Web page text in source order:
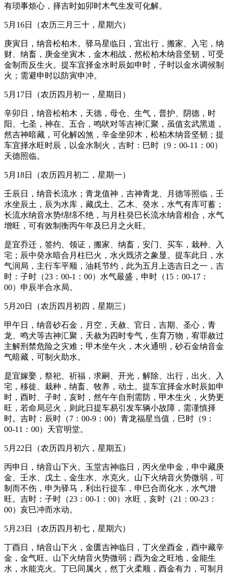
有琐事烦心，择吉时如卯时木气生发可化解。
5月16日（农历三月三十，星期六）
庚寅日，纳音松柏木。驿马星临日，宜出行，搬家、入宅，纳
财、纳畜，庚金坐寅木，金木相战，然松柏木纳音坚韧，可受
金制而反生火。提车宜择金水时辰如申时，子时以金水调候制
火；需避申时以防寅申冲。
5月17日（农历四月初一，星期日）
辛卯日，纳音松柏木，天德，母仓、生气，普护、阴德，时
阳、七圣，神在、五合，鸣吠对等吉神汇聚，虽值玄武黑道，
然吉神暗藏，可化解凶煞，辛金坐卯木，松柏木纳音坚韧；提
车宜择水旺时辰，以金水制火，吉时：巳时（9：00-11：00）
天德照临。
5月18日（农历四月初二，星期一）
壬辰日，纳音长流水；青龙值神，吉神青龙、月德等照临，壬
水坐辰土，辰为水库，藏戊土、乙木、癸水，水气有库可蓄；
长流水纳音水势绵绵不绝，与月柱癸巳长流水纳音相合，水气
增旺，可有效制衡丙午年及巳月之火旺。
是宜乔迁，签约、领证，搬家、纳畜，安门、买车，栽种、入
宅；辰中癸水暗合月柱巳火，水火既济之象显。提车此日，水
气润局，主行车平顺，油耗节约，此为五月上选吉日之一，吉
时：子时（23：00-1：00）水气最盛，申时（15：00-17：
00）申辰半合水局。
5月20日（农历四月初四，星期三）
甲午日，纳音砂石金，月空，天赦、官日，吉期、圣心，青
龙、鸣犬等吉神汇聚，天赦为四时专气，生育万物，宥罪赦过
主解刑禁危险之灾难；甲木坐午火，木火通明，砂石金纳音金
气暗藏，可制火助水。
是宜嫁娶，祭祀、祈福，求嗣、开光，解除、出行，出火、入
宅，移徙、栽种，纳畜、牧养，动土。提车宜择金水时辰如申
时，酉时、子时，亥时，然午午自刑需防，甲木生火，火势更
旺，若命局忌火，则此日提车易引发车辆小故障，需谨慎择
时。吉时：辰时（7：00-9：00）青龙福星当值，巳时（9：
00-11：00）天官明堂。
5月22日（农历四月初六，星期五）
丙申日，纳音山下火。玉堂吉神临日，丙火坐申金，申中藏庚
金、壬水、戊土，金生水、水克火。山下火纳音火势微弱，可
制而不伤，申为驿马，利出行提车，申巳合而化水，水气增
旺。吉时：子时（23：00-1：00）水旺，亥时（21：00-23：
00）亥巳冲而水动。
5月23日（农历四月初七，星期六）
丁酉日，纳音山下火，金匮吉神临日，丁火坐酉金，酉中藏辛
金，金气旺。山下火纳音火势微弱；酉为金之旺地，金能生
水，水能克火。丁巳同属火，然丁火柔顺，酉金有力，可制月